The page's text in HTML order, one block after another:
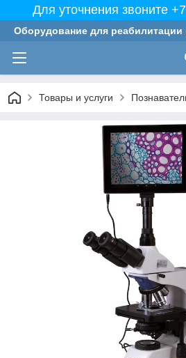
Для уточнения звоните
Оборудование для реабилитации
Товары и услуги